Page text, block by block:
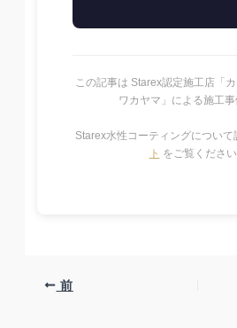
この記事は Starex認定施工店「
ワカヤマ」による施工事
Starex水性コーティングについて
ト をご覧ください
前